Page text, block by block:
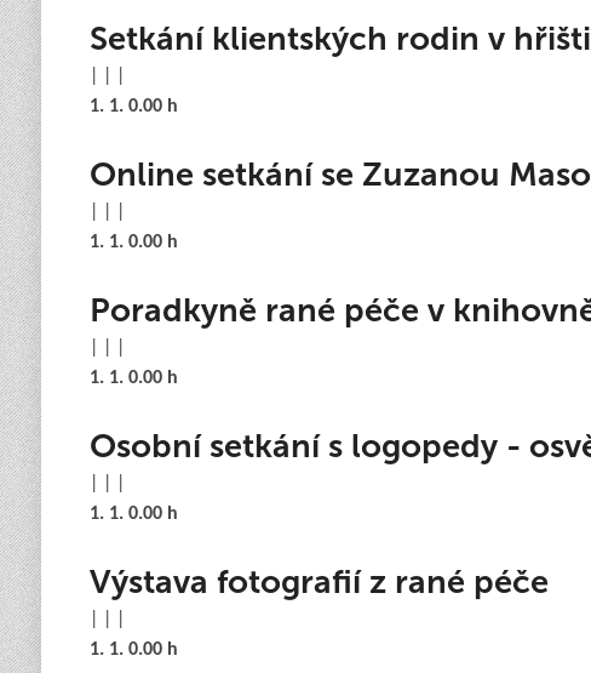
Setkání klientských rodin v
1. 1. 0.00 h
Online setkání se Zuzanou
1. 1. 0.00 h
Poradkyně rané péče v
1. 1. 0.00 h
Osobní setkání s logopedy -
1. 1. 0.00 h
Výstava fotografií z rané péče
1. 1. 0.00 h